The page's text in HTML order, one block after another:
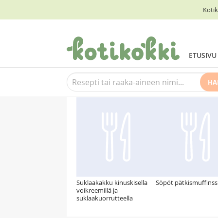
ETUSIVU
Suosittelemme myös
Suklaakakku kinuskisella
voikreemillä ja
suklaakuorrutteella
Söpöt